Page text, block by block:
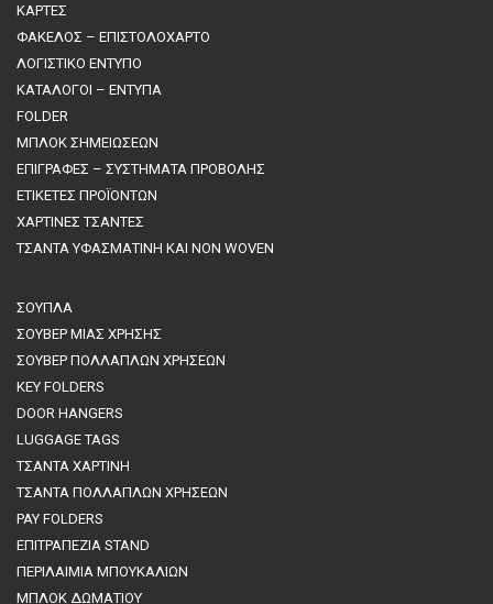
ΚΑΡΤΕΣ
ΦΑΚΕΛΟΣ – ΕΠΙΣΤΟΛΟΧΑΡΤΟ
ΛΟΓΙΣΤΙΚΟ ΕΝΤΥΠΟ
ΚΑΤΑΛΟΓΟΙ – ΕΝΤΥΠΑ
FOLDER
ΜΠΛΟΚ ΣΗΜΕΙΩΣΕΩΝ
ΕΠΙΓΡΑΦΕΣ – ΣΥΣΤΗΜΑΤΑ ΠΡΟΒΟΛΗΣ
ΕΤΙΚΕΤΕΣ ΠΡΟΪΟΝΤΩΝ
ΧΑΡΤΙΝΕΣ ΤΣΑΝΤΕΣ
ΤΣΑΝΤΑ ΥΦΑΣΜΑΤΙΝΗ ΚΑΙ NON WOVEN
ΣΟΥΠΛΑ
ΣΟΥΒΕΡ ΜΙΑΣ ΧΡΗΣΗΣ
ΣΟΥΒΕΡ ΠΟΛΛΑΠΛΩΝ ΧΡΗΣΕΩΝ
KEY FOLDERS
DOOR HANGERS
LUGGAGE TAGS
ΤΣΑΝΤΑ ΧΑΡΤΙΝΗ
ΤΣΑΝΤΑ ΠΟΛΛΑΠΛΩΝ ΧΡΗΣΕΩΝ
PAY FOLDERS
ΕΠΙΤΡΑΠΕΖΙΑ STAND
ΠΕΡΙΛΑΙΜΙΑ ΜΠΟΥΚΑΛΙΩΝ
MΠΛΟΚ ΔΩΜΑΤΙΟΥ